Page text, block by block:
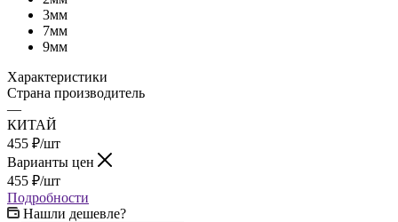
3мм
7мм
9мм
Характеристики
Страна производитель
—
КИТАЙ
455 ₽/шт
Варианты цен
455 ₽/шт
Подробности
Нашли дешевле?